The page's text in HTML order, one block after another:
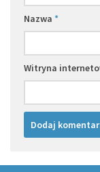
Nazwa *
Witryna